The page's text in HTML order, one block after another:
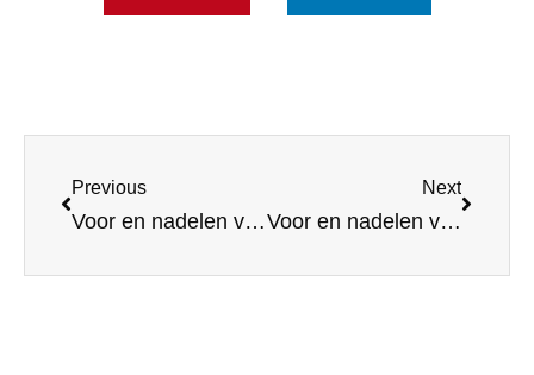
Previous
Voor en nadelen van Mailchimp
Next
Voor en nadelen van Constant contact